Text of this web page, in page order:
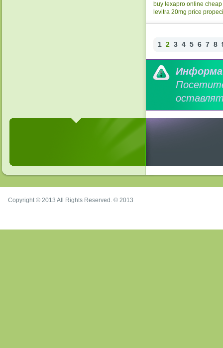
buy lexapro online cheap
levitra 20mg price
1 2 3 4 5 6 7 8
Copyright © 2013 All Rights Reserved. © 2013